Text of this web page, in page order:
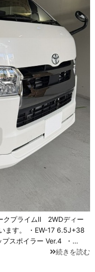
プライムⅡ 2WDディー
ます。 ・EW-17 6.5J+38
プスポイラー Ver.4 ・…
続きを読む